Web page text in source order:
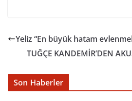
Yeliz “En büyük hatam
TUĞÇE KANDEMİR’DEN
Son Haberler